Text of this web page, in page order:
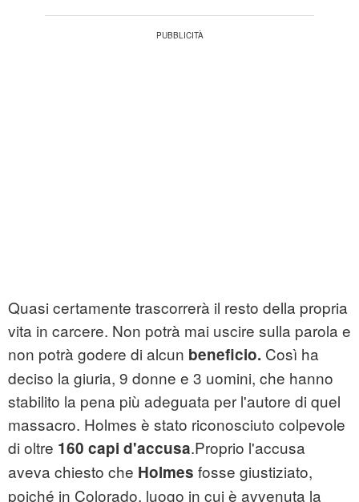
Quasi certamente trascorrerà il resto della propria
vita in carcere. Non potrà mai uscire sulla parola e
non potrà godere di alcun beneficio. Così ha
deciso la giuria, 9 donne e 3 uomini, che hanno
stabilito la pena più adeguata per l'autore di quel
massacro. Holmes è stato riconosciuto colpevole
di oltre 160 capi d'accusa.Proprio l'accusa
aveva chiesto che Holmes fosse giustiziato,
poiché in Colorado, luogo in cui è avvenuta la